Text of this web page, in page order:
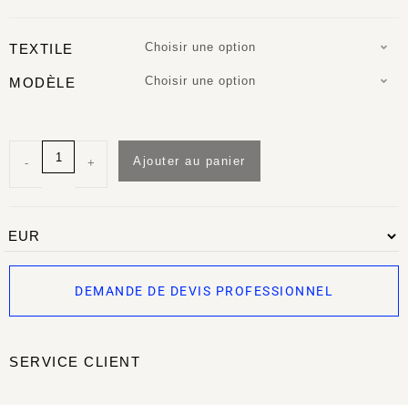
TEXTILE Choisir une option
MODÈLE Choisir une option
- + Ajouter au panier
DEMANDE DE DEVIS PROFESSIONNEL
SERVICE CLIENT